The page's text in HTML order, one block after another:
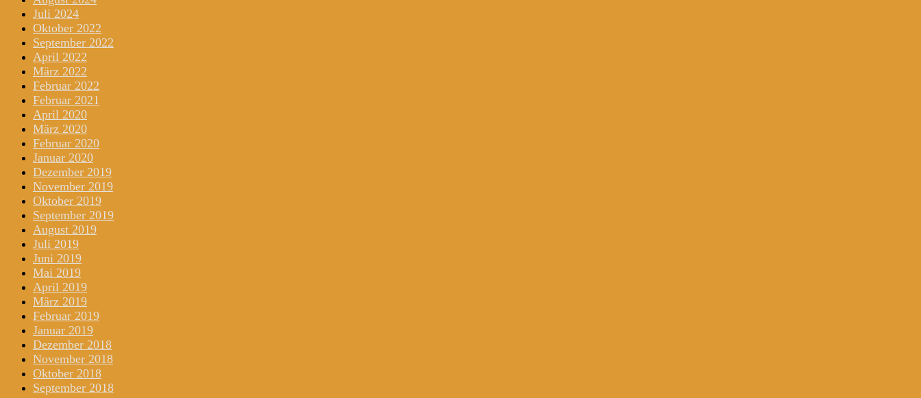
Juli 2024
Oktober 2022
September 2022
April 2022
März 2022
Februar 2022
Februar 2021
April 2020
März 2020
Februar 2020
Januar 2020
Dezember 2019
November 2019
Oktober 2019
September 2019
August 2019
Juli 2019
Juni 2019
Mai 2019
April 2019
März 2019
Februar 2019
Januar 2019
Dezember 2018
November 2018
Oktober 2018
September 2018